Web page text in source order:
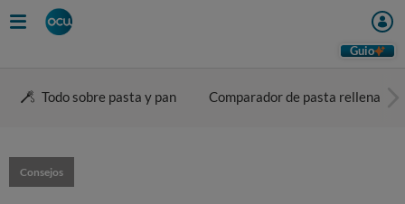
Guio
Todo sobre pasta y pan Comparador de pasta rellena
Consejos